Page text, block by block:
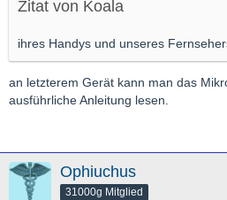
Zitat von Koala
ihres Handys und unseres
an letzterem Gerät kann man das
ausführliche Anleitung lesen.
Ophiuchus
31000g Mitglied